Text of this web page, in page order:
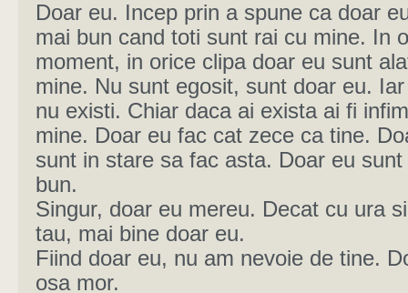
Doar eu. Incep prin a spune ca doar
mai bun cand toti sunt rai cu mine. In
moment, in orice clipa doar eu sunt
mine. Nu sunt egosit, sunt doar eu.
nu existi. Chiar daca ai exista ai fi
mine. Doar eu fac cat zece ca tine.
sunt in stare sa fac asta. Doar eu sunt
bun.
Singur, doar eu mereu. Decat cu ura
tau, mai bine doar eu.
Fiind doar eu, nu am nevoie de tine.
osa mor.